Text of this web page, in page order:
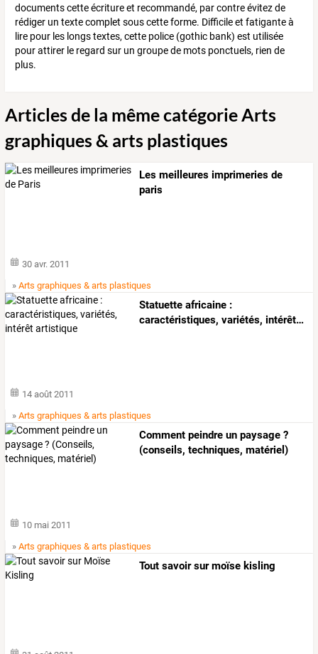
documents cette écriture et recommandé, par contre évitez de
rédiger un texte complet sous cette forme. Difficile et fatigante à
lire pour les longs textes, cette police (gothic bank) est utilisée
pour attirer le regard sur un groupe de mots ponctuels, rien de
plus.
Articles de la même catégorie Arts
graphiques & arts plastiques
Les meilleures imprimeries de
paris
30 avr. 2011
»Arts graphiques & arts plastiques
Statuette africaine :
caractéristiques, variétés, intérêt…
14 août 2011
»Arts graphiques & arts plastiques
Comment peindre un paysage ?
(conseils, techniques, matériel)
10 mai 2011
»Arts graphiques & arts plastiques
Tout savoir sur moïse kisling